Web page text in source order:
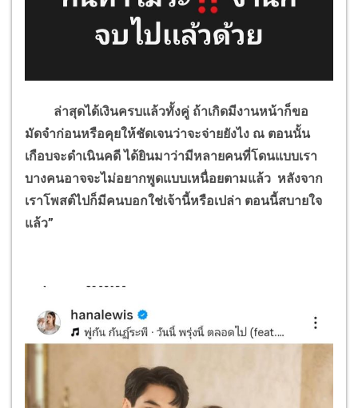
ล่าสุดได้เงินครบแล้วทั้งคู่ ถ้าเกิดมีงานหน้าก็ขอ
มัดจำก่อนหรือคุยให้ชัดเจนว่าจะจ่ายยังไง ณ ตอนนั้น
เกือบจะดำเนินคดี ได้ยินมาว่ามีหลายคนที่โดนแบบเรา
บางคนอาจจะไม่อยากพูดแบบเหนื่อยตามแล้ว หลังจาก
เราโพสต์ไปก็มีคนบอกใช่เจ้านี้หรือเปล่า ตอนนี้สบายใจ
แล้ว”